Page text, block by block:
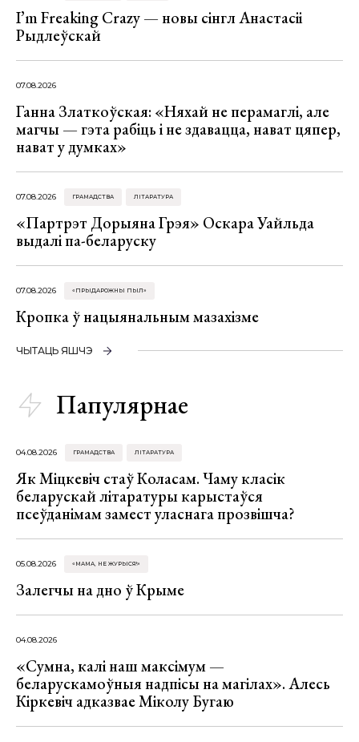
I’m Freaking Crazy — новы сінгл Анастасіі
Рыдлеўскай
07.08.2026
Ганна Златкоўская: «Няхай не перамаглі, але
магчы — гэта рабіць і не здавацца, нават цяпер,
нават у думках»
07.08.2026 ГРАМАДСТВА ЛІТАРАТУРА
«Партрэт Дорыяна Грэя» Оскара Уайльда
выдалі па-беларуску
07.08.2026 «ПРЫДАРОЖНЫ ПЫЛ»
Кропка ў нацыянальным мазахізме
ЧЫТАЦЬ ЯШЧЭ
Папулярнае
04.08.2026 ГРАМАДСТВА ЛІТАРАТУРА
Як Міцкевіч стаў Коласам. Чаму класік
беларускай літаратуры карыстаўся
псеўданімам замест уласнага прозвішча?
05.08.2026 «МАМА, НЕ ЖУРЫСЯ!»
Залегчы на дно ў Крыме
04.08.2026
«Сумна, калі наш максімум —
беларускамоўныя надпісы на магілах». Алесь
Кіркевіч адказвае Міколу Бугаю